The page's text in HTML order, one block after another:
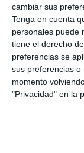
cambiar sus
Tenga en cuenta
personales puede
tiene el derecho
preferencias se
sus preferencias
momento
"Privacidad" en la
Entre los
zona,
la oportunidad
historia de
Comparte esta